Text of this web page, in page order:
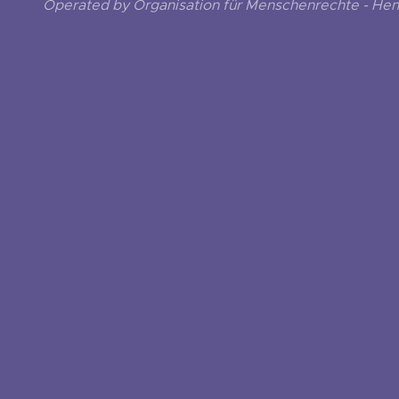
Operated by Organisation für Menschenrechte -